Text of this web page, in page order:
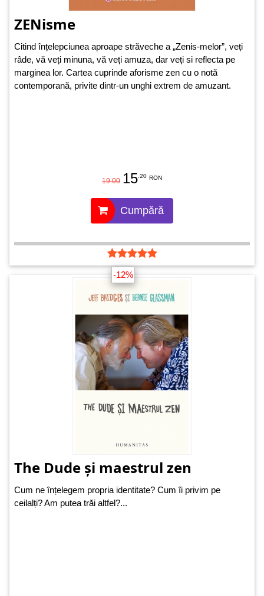
ZENisme
Citind înțelepciunea aproape străveche a „Zenis-melor”, veți
râde, vă veți minuna, vă veți amuza, dar veți si reflecta pe
marginea lor. Cartea cuprinde aforisme zen cu o notă
contemporană, privite dintr-un unghi extrem de amuzant.
19.00 15 .20 RON
Cumpără
-12%
The Dude și maestrul zen
Cum ne înțelegem propria identitate? Cum îi privim pe
ceilalți? Am putea trăi altfel?...